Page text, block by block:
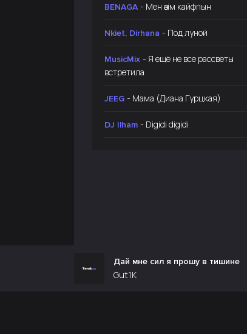
BENAGA - Мен өзім кайфпын
Nkiet, Dirhana - Под луной
MusicMix - Я ещё не все рассветы
встретила
JEEG - Мама (Диана Гурцкая)
DJ Ilham - Digidi digidi
Дай мне сил я прошу в тишине
Gut1K